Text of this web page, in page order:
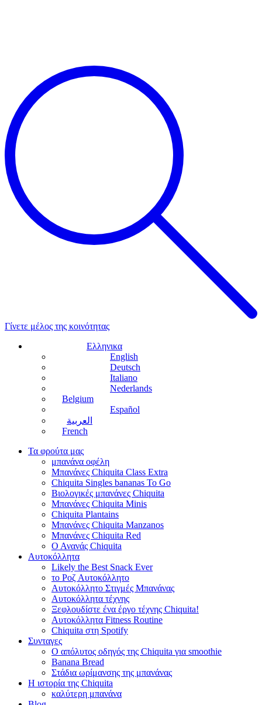
Γίνετε μέλος της κοινότητας
Ελληνικα
English
Deutsch
Italiano
Nederlands
Belgium
Español
العربية
French
Τα φρούτα μας
μπανάνα οφέλη
Μπανάνες Chiquita Class Extra
Chiquita Singles bananas To Go
Βιολογικές μπανάνες Chiquita
Μπανάνες Chiquita Minis
Chiquita Plantains
Μπανάνες Chiquita Manzanos
Μπανάνες Chiquita Red
Ο Ανανάς Chiquita
Αυτοκόλλητα
Likely the Best Snack Ever
το Ροζ Αυτοκόλλητο
Αυτοκόλλητο Στιγμές Μπανάνας
Αυτοκόλλητα τέχνης
Ξεφλουδίστε ένα έργο τέχνης Chiquita!
Αυτοκόλλητα Fitness Routine
Chiquita στη Spotify
Συνταγες
Ο απόλυτος οδηγός της Chiquita για smoothie
Banana Bread
Στάδια ωρίμανσης της μπανάνας
Η ιστορία της Chiquita
καλύτερη μπανάνα